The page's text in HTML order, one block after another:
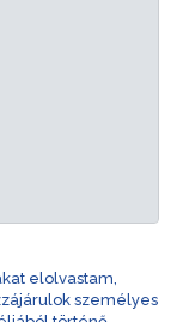
elolvastam,
személyes